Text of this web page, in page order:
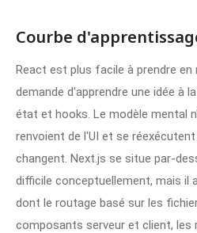
Courbe
React est plus facile à prendre en
demande d'apprendre une idée à
état et hooks. Le modèle mental
renvoient de l'UI et se
changent. Next.js se situe par-
difficile conceptuellement, mais il
dont le routage basé sur les
composants serveur et client, les